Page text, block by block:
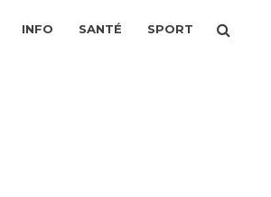
INFO SANTÉ SPORT